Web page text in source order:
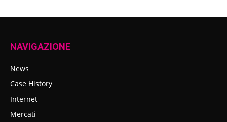
NAVIGAZIONE
News
Case History
Internet
Mercati